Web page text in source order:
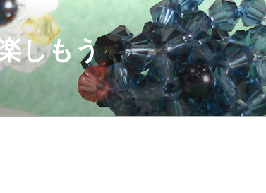
しもう